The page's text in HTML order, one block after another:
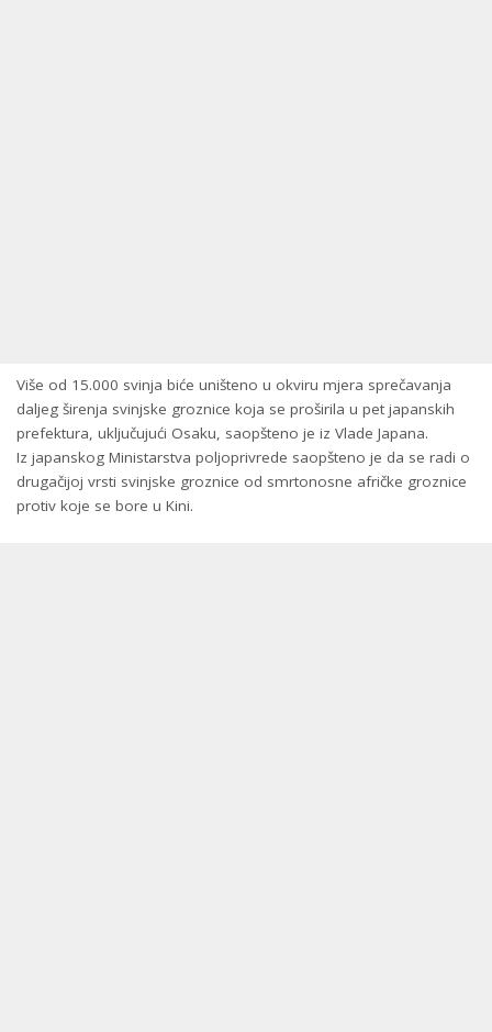
Više od 15.000 svinja biće uništeno u okviru mjera sprečavanja
daljeg širenja svinjske groznice koja se proširila u pet japanskih
prefektura, uključujući Osaku, saopšteno je iz Vlade Japana.
Iz japanskog Ministarstva poljoprivrede saopšteno je da se radi o
drugačijoj vrsti svinjske groznice od smrtonosne afričke groznice
protiv koje se bore u Kini.